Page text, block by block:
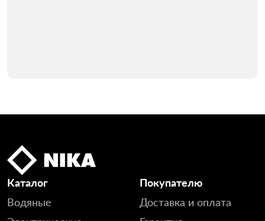
Каталог
Водяные
Покупателю
Доставка и оплата